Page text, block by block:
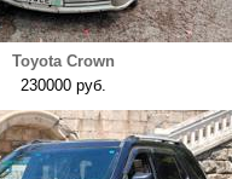
Toyota Crown
230000 руб.